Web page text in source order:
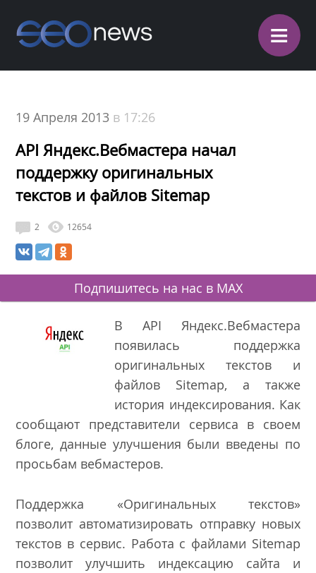
≡
19 Апреля 2013 в 17:26
API Яндекс.Вебмастера начал
поддержку оригинальных
текстов и файлов Sitemap
2 12654
Подпишитесь на нас в MAX
В API Яндекс.Вебмастера
появилась поддержка
оригинальных текстов и
файлов Sitemap, а также
история индексирования. Как
сообщают представители сервиса в своем
блоге, данные улучшения были введены по
просьбам вебмастеров.
Поддержка «Оригинальных текстов»
позволит автоматизировать отправку новых
текстов в сервис. Работа с файлами Sitemap
позволит улучшить индексацию сайта и